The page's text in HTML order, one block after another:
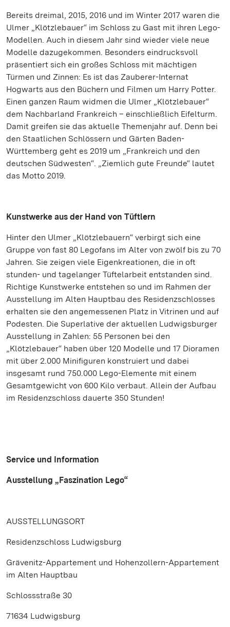
Bereits dreimal, 2015, 2016 und im Winter 2017 waren die
Ulmer „Klötzlebauer“ im Schloss zu Gast mit ihren Lego-
Modellen. Auch in diesem Jahr sind wieder viele neue
Modelle dazugekommen. Besonders eindrucksvoll
präsentiert sich ein großes Schloss mit mächtigen
Türmen und Zinnen: Es ist das Zauberer-Internat
Hogwarts aus den Büchern und Filmen um Harry Potter.
Einen ganzen Raum widmen die Ulmer „Klötzlebauer“
dem Nachbarland Frankreich – einschließlich Eifelturm.
Damit greifen sie das aktuelle Themenjahr auf. Denn bei
den Staatlichen Schlössern und Gärten Baden-
Württemberg geht es 2019 um „Frankreich und den
deutschen Südwesten“. „Ziemlich gute Freunde“ lautet
das Motto 2019.
Kunstwerke aus der Hand von Tüftlern
Hinter den Ulmer „Klötzlebauern“ verbirgt sich eine
Gruppe von fast 80 Legofans im Alter von zwölf bis zu 70
Jahren. Sie zeigen viele Eigenkreationen, die in oft
stunden- und tagelanger Tüftelarbeit entstanden sind.
Richtige Kunstwerke entstehen so und im Rahmen der
Ausstellung im Alten Hauptbau des Residenzschlosses
erhalten sie den angemessenen Platz in Vitrinen und auf
Podesten. Die Superlative der aktuellen Ludwigsburger
Ausstellung in Zahlen: 55 Personen bei den
„Klötzlebauer“ haben über 120 Modelle und 17 Dioramen
mit über 2.000 Minifiguren konstruiert und dabei
insgesamt rund 750.000 Lego-Elemente mit einem
Gesamtgewicht von 600 Kilo verbaut. Allein der Aufbau
im Residenzschloss dauerte 350 Stunden!
Service und Information
Ausstellung „Faszination Lego“
AUSSTELLUNGSORT
Residenzschloss Ludwigsburg
Grävenitz-Appartement und Hohenzollern-Appartement
im Alten Hauptbau
Schlossstraße 30
71634 Ludwigsburg